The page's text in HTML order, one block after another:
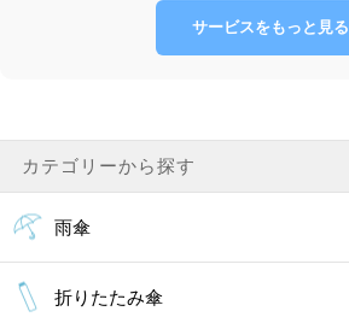
サービスをもっと見る
カテゴリーから探す
雨傘
折りたたみ傘